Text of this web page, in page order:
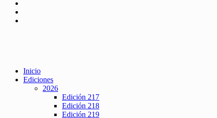
Inicio
Ediciones
2026
Edición 217
Edición 218
Edición 219